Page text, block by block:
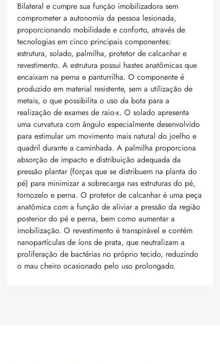
Bilateral e cumpre sua função imobilizadora sem
comprometer a autonomia da pessoa lesionada,
proporcionando mobilidade e conforto, através de
tecnologias em cinco principais componentes:
estrutura, solado, palmilha, protetor de calcanhar e
revestimento. A estrutura possui hastes anatômicas que
encaixam na perna e panturrilha. O componente é
produzido em material resistente, sem a utilização de
metais, o que possibilita o uso da bota para a
realização de exames de raio-x. O solado apresenta
uma curvatura com ângulo especialmente desenvolvido
para estimular um movimento mais natural do joelho e
quadril durante a caminhada. A palmilha proporciona
absorção de impacto e distribuição adequada da
pressão plantar (forças que se distribuem na planta do
pé) para minimizar a sobrecarga nas estruturas do pé,
tornozelo e perna. O protetor de calcanhar é uma peça
anatômica com a função de aliviar a pressão da região
posterior do pé e perna, bem como aumentar a
imobilização. O revestimento é transpirável e contém
nanopartículas de íons de prata, que neutralizam a
proliferação de bactérias no próprio tecido, reduzindo
o mau cheiro ocasionado pelo uso prolongado.